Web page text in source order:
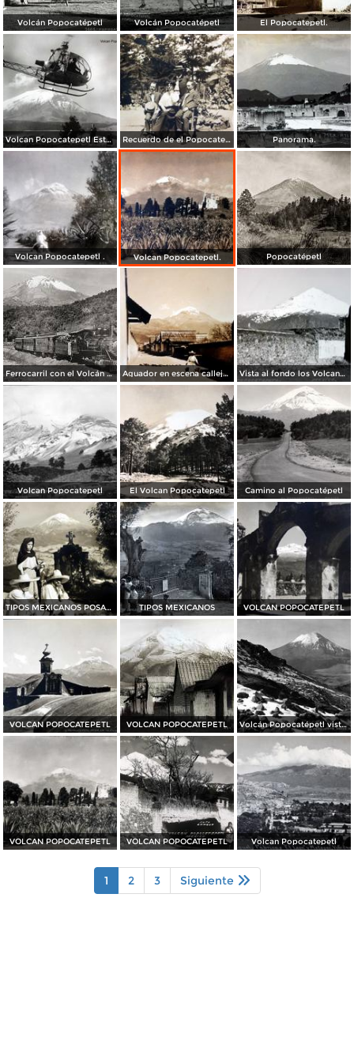
Volcán Popocatépetl Volcán Popocatépetl El Popocatepetl.
Volcan Popocatepetl Estado de México. Recuerdo de el Popocatepetl 1906 Panorama.
Volcan Popocatepetl . Volcan Popocatepetl. Popocatépetl
Ferrocarril con el Volcán Popocatépetl al fondo Aguador en escena callejera Vista al fondo los Volcanes Ixtaccihuatl y Popocatepetl
Volcan Popocatepetl El Volcan Popocatepetl Camino al Popocatépetl
TIPOS MEXICANOS POSANDO PARA LA FOTO TIPOS MEXICANOS VOLCAN POPOCATEPETL
VOLCAN POPOCATEPETL VOLCAN POPOCATEPETL Volcán Popocatépetl visto desde el Iztaccíhuatl
VOLCAN POPOCATEPETL VOLCAN POPOCATEPETL Volcan Popocatepetl
1 2 3 Siguiente